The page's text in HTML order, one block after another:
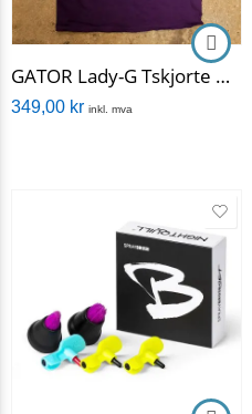
GATOR Lady-G Tskjorte M Pack
349,00 kr inkl. mva